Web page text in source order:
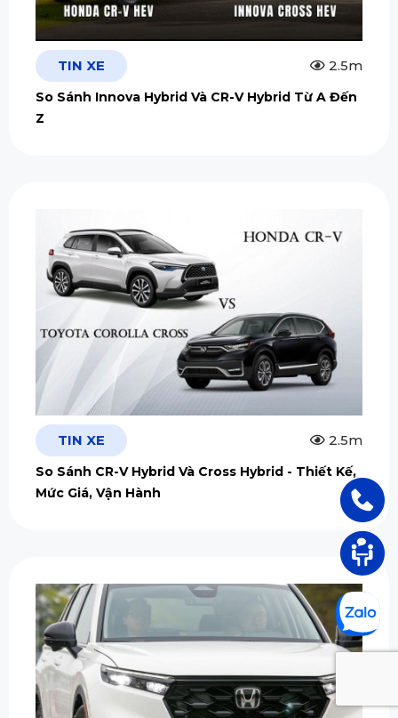
TIN XE 2.5m
So Sánh Innova Hybrid Và CR-V Hybrid Từ A Đến
Z
TIN XE 2.5m
So Sánh CR-V Hybrid Và Cross Hybrid - Thiết Kế,
Mức Giá, Vận Hành